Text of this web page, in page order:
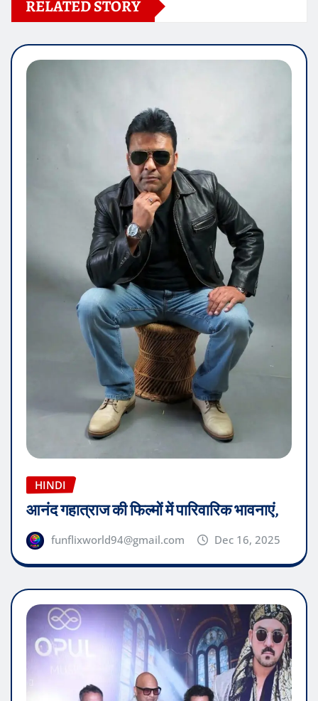
RELATED STORY
HINDI
आनंद गहात्राज की फिल्मों में पारिवारिक भावनाएं,
funflixworld94@gmail.com Dec 16, 2025